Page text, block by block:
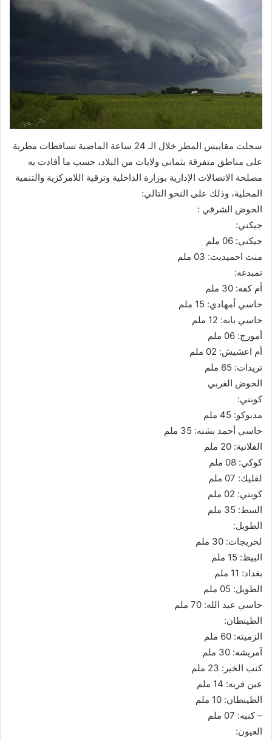
سجلت مقاييس المطر خلال الـ 24 ساعة الماضية تساقطات مطرية
على مناطق متفرقة بثماني ولايات من البلاد، حسب ما أفادت به
مصلحة الاتصالات الإدارية بوزارة الداخلية وترقية اللامركزية والتنمية
المحلية، وذلك على النحو التالي:
الحوض الشرقي :
جيكني:
جيكني: 06 ملم
منت احميديت: 03 ملم
تمبدغه:
أم كفه: 30 ملم
حاسي أمهادي: 15 ملم
حاسي بابه: 12 ملم
أمورج: 06 ملم
أم اعشيش: 02 ملم
تريدات: 65 ملم
الحوض الغربي
كوبني:
مدبوكو: 45 ملم
حاسي أحمد بشنه: 35 ملم
الفلانية: 20 ملم
كوكي: 08 ملم
لقليك: 07 ملم
كوبني: 02 ملم
السط: 35 ملم
الطويل:
لحريجات: 30 ملم
البيظ: 15 ملم
بغداد: 11 ملم
الطويل: 05 ملم
حاسي عبد الله: 70 ملم
الطينطان:
الزميته: 60 ملم
آمريشه: 30 ملم
كنب الخير: 23 ملم
عين فربه: 14 ملم
الطينطان: 10 ملم
– كنبه: 07 ملم
العيون: